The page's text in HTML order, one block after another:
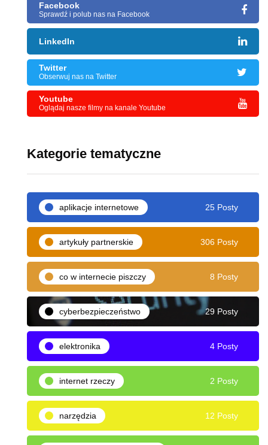
Facebook
Sprawdź i polub nas na Facebook
LinkedIn
Twitter
Obserwuj nas na Twitter
Youtube
Oglądaj nasze filmy na kanale Youtube
Kategorie tematyczne
aplikacje internetowe 25 Posty
artykuły partnerskie 306 Posty
co w internecie piszczy 8 Posty
cyberbezpieczeństwo 29 Posty
elektronika 4 Posty
internet rzeczy 2 Posty
narzędzia 12 Posty